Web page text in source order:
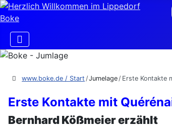
www.boke.de / Start Jumelage Erste Kontakte
Erste Kontakte mit
Bernhard Kößmeier erzählt